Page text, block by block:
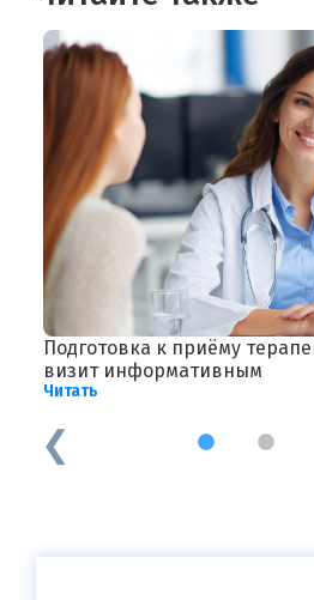
Подготовка к приёму
визит информативным
Читать
1 2